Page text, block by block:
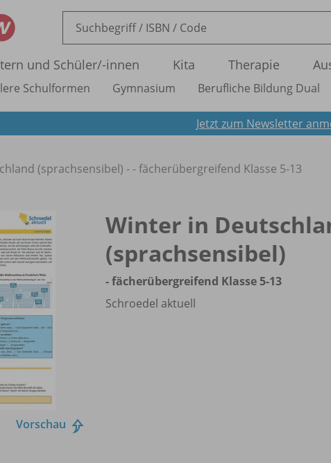
und Schüler/-innen Kita Therapie
Schulformen Gymnasium Berufliche Bildung Dual
Jetzt zum Newsletter
(sprachsensibel) - - fächerübergreifend Klasse 5-13
Vorschau
Winter in
(sprachsensibel)
- fächerübergreifend Klasse 5-13
Schroedel aktuell